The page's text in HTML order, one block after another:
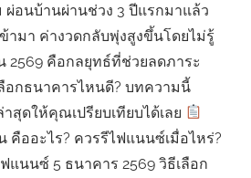
ผ่อนบ้านผ่านช่วง 3 ปีแรกมาแล้ว
ามา ค่างวดกลับพุ่งสูงขึ้นโดยไม่รู้
2569 คือกลยุทธ์ที่ช่วยลดภาระ
ลือกธนาคารไหนดี? บทความนี้
สุดให้คุณเปรียบเทียบได้เลย
ออะไร? ควรรีไฟแนนซ์เมื่อไหร่?
ฟแนนซ์ 5 ธนาคาร 2569 วิธีเลือก